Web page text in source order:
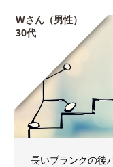
Wさん（男性）
30代
長いブランクの